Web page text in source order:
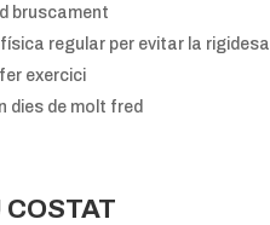
bruscament
regular per evitar la rigidesa
exercici
dies de molt fred